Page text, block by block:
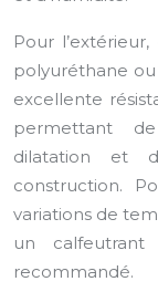
Pour
polyuréthane
excellente
permettant
dilatation et
construction.
variations de
un
recommandé.